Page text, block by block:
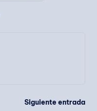
Siguiente entrada